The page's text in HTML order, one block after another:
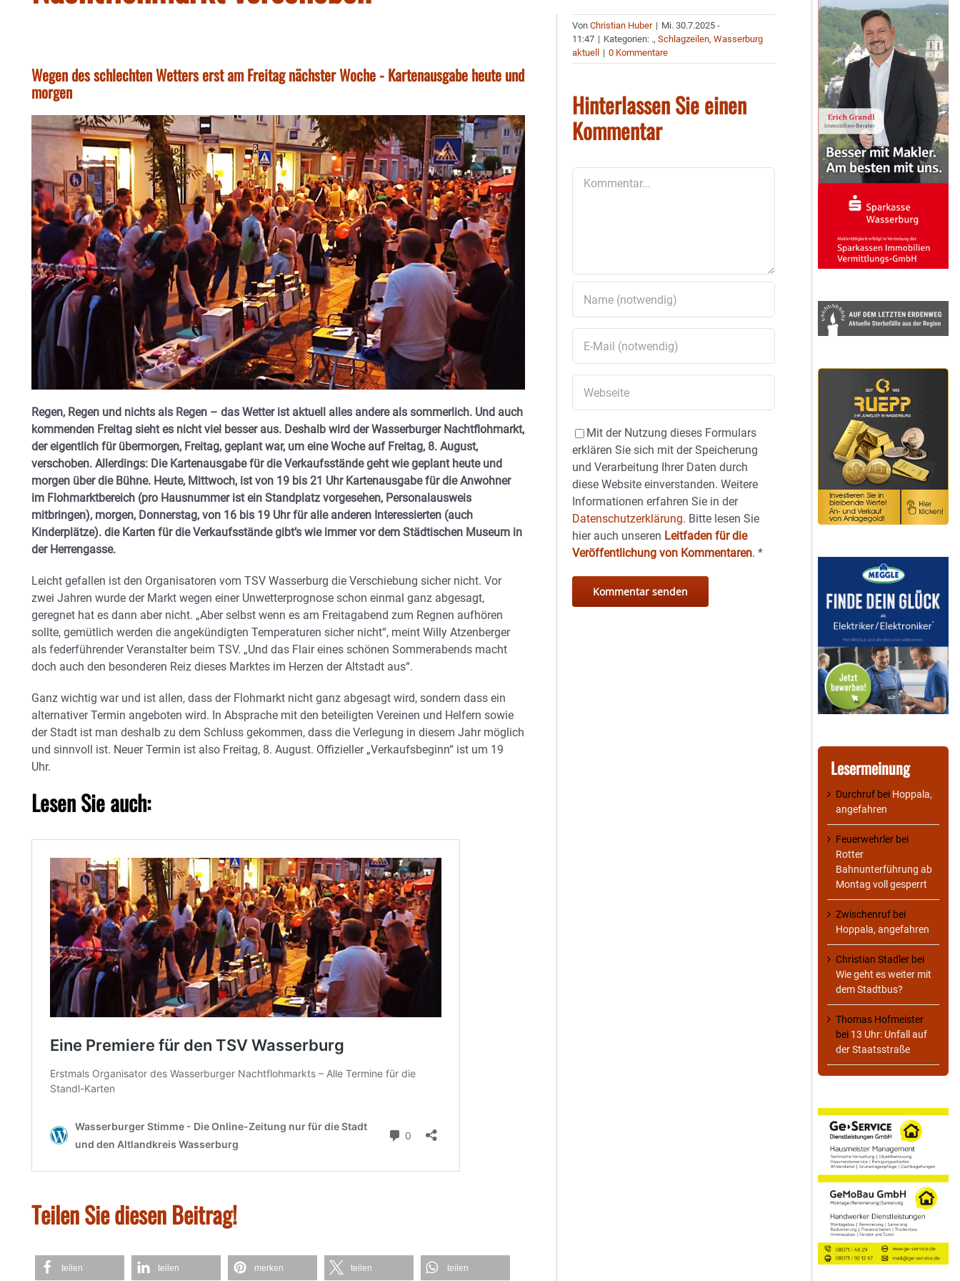
Wegen des schlechten Wetters erst am Freitag nächster Woche - Kartenausgabe heute und
morgen
Regen, Regen und nichts als Regen – das Wetter ist aktuell alles andere als sommerlich. Und auch
kommenden Freitag sieht es nicht viel besser aus. Deshalb wird der Wasserburger Nachtflohmarkt,
der eigentlich für übermorgen, Freitag, geplant war, um eine Woche auf Freitag, 8. August,
verschoben. Allerdings: Die Kartenausgabe für die Verkaufsstände geht wie geplant heute und
morgen über die Bühne. Heute, Mittwoch, ist von 19 bis 21 Uhr Kartenausgabe für die Anwohner
im Flohmarktbereich (pro Hausnummer ist ein Standplatz vorgesehen, Personalausweis
mitbringen), morgen, Donnerstag, von 16 bis 19 Uhr für alle anderen Interessierten (auch
Kinderplätze). die Karten für die Verkaufsstände gibt’s wie immer vor dem Städtischen Museum in
der Herrengasse.
Leicht gefallen ist den Organisatoren vom TSV Wasserburg die Verschiebung sicher nicht. Vor
zwei Jahren wurde der Markt wegen einer Unwetterprognose schon einmal ganz abgesagt,
geregnet hat es dann aber nicht. „Aber selbst wenn es am Freitagabend zum Regnen aufhören
sollte, gemütlich werden die angekündigten Temperaturen sicher nicht“, meint Willy Atzenberger
als federführender Veranstalter beim TSV. „Und das Flair eines schönen Sommerabends macht
doch auch den besonderen Reiz dieses Marktes im Herzen der Altstadt aus“.
Ganz wichtig war und ist allen, dass der Flohmarkt nicht ganz abgesagt wird, sondern dass ein
alternativer Termin angeboten wird. In Absprache mit den beteiligten Vereinen und Helfern sowie
der Stadt ist man deshalb zu dem Schluss gekommen, dass die Verlegung in diesem Jahr möglich
und sinnvoll ist. Neuer Termin ist also Freitag, 8. August. Offizieller „Verkaufsbeginn“ ist um 19
Uhr.
Lesen Sie auch:
Teilen Sie diesen Beitrag!
teilen teilen merken teilen teilen
VonChristian Huber | Mi. 30.7.2025 -
11:47 | Kategorien: .,Schlagzeilen,Wasserburg
aktuell
| 0 Kommentare
Hinterlassen Sie einen
Kommentar
Mit der Nutzung dieses Formulars
erklären Sie sich mit der Speicherung
und Verarbeitung Ihrer Daten durch
diese Website einverstanden. Weitere
Informationen erfahren Sie in der
Datenschutzerklärung. Bitte lesen Sie
hier auch unseren Leitfaden für die
Veröffentlichung von Kommentaren.*
Lesermeinung
Durchruf bei Hoppala,
angefahren
Feuerwehrler bei
Rotter
Bahnunterführung ab
Montag voll gesperrt
Zwischenruf bei
Hoppala, angefahren
Christian Stadler bei
Wie geht es weiter mit
dem Stadtbus?
Thomas Hofmeister
bei 13 Uhr: Unfall auf
der Staatsstraße